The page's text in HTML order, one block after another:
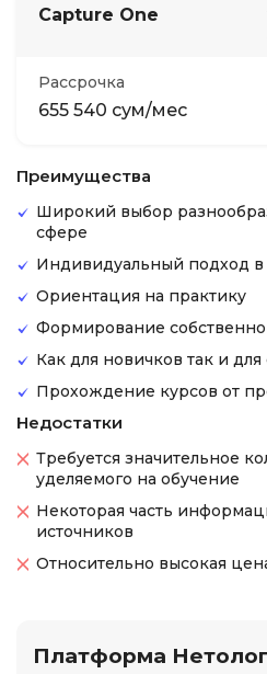
Capture One
Рассрочка
655 540 сум/мес
Преимущества
Широкий выбор
сфере
Индивидуальный подход в
Ориентация на практику
Формирование
Как для новичков так и
Прохождение курсов от
Недостатки
Требуется значительное
уделяемого на обучение
Некоторая часть
источников
Относительно высокая
Платформа